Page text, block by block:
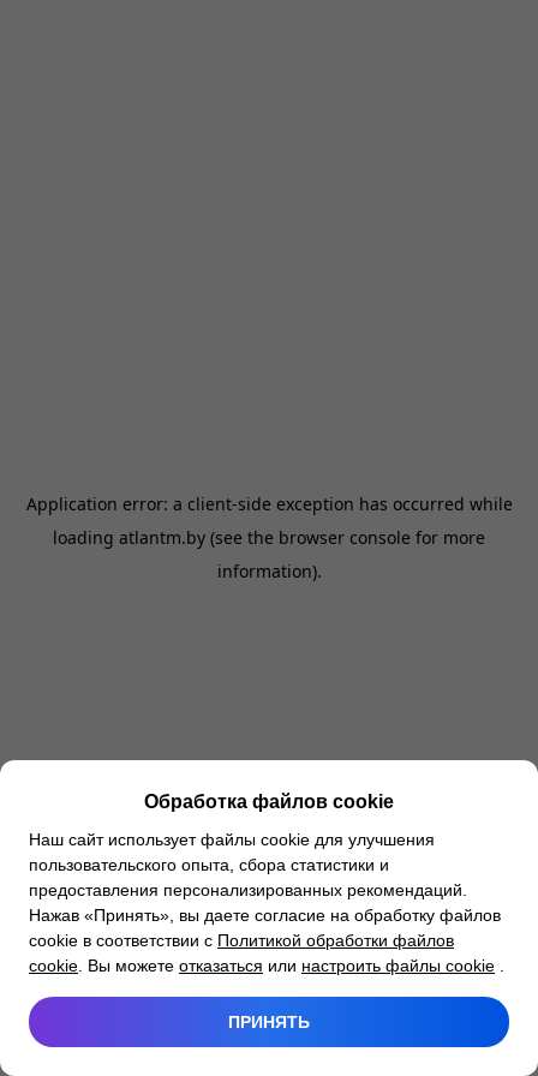
Application error: a client-side exception has occurred while
loading atlantm.by (see the browser console for more
information).
Обработка файлов cookie
Наш сайт использует файлы cookie для улучшения
пользовательского опыта, сбора статистики и
предоставления персонализированных рекомендаций.
Нажав «Принять», вы даете согласие на обработку файлов
cookie в соответствии с Политикой обработки файлов
cookie . Вы можете отказаться или настроить файлы cookie
ПРИНЯТЬ